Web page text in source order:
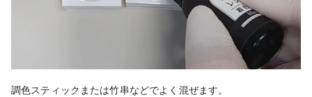
調色スティックまたは竹串などでよく混ぜます。